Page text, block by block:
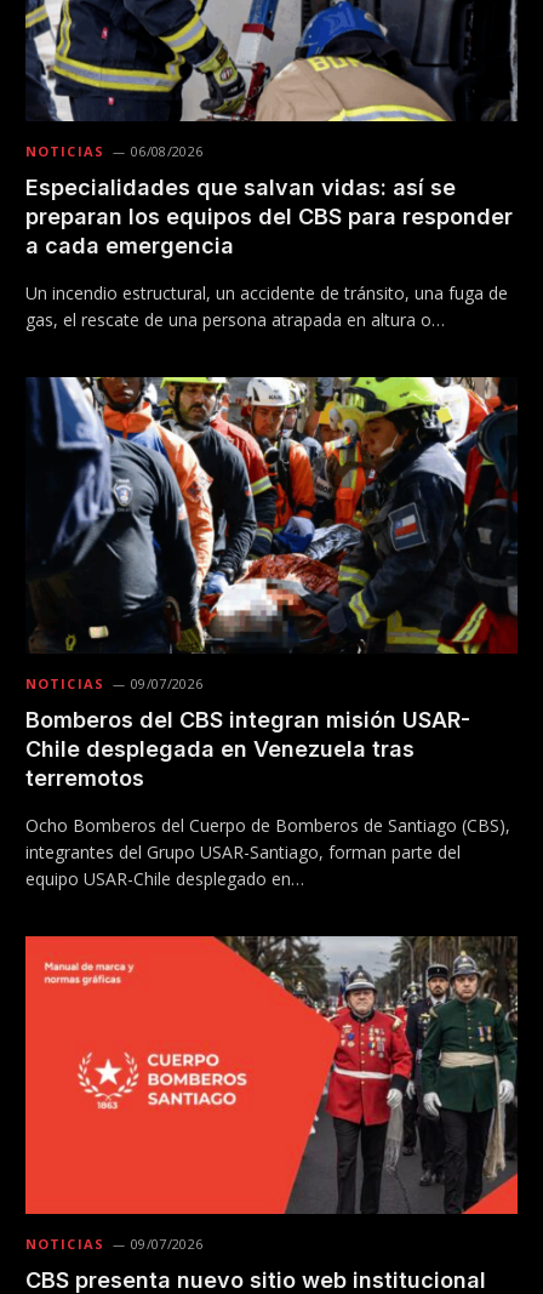
NOTICIAS 06/08/2026
Especialidades que salvan vidas: así se
preparan los equipos del CBS para responder
a cada emergencia
Un incendio estructural, un accidente de tránsito, una fuga de
gas, el rescate de una persona atrapada en altura o…
NOTICIAS 09/07/2026
Bomberos del CBS integran misión USAR-
Chile desplegada en Venezuela tras
terremotos
Ocho Bomberos del Cuerpo de Bomberos de Santiago (CBS),
integrantes del Grupo USAR-Santiago, forman parte del
equipo USAR-Chile desplegado en…
NOTICIAS 09/07/2026
CBS presenta nuevo sitio web institucional